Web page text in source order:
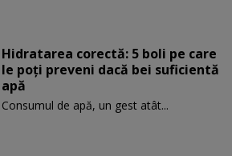
Hidratarea corectă: 5 boli pe care
le poți preveni dacă bei suficientă
apă
Consumul de apă, un gest atât...